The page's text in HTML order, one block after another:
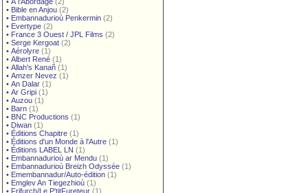
• Bible en Anjou (2)
• Embannadurioù Penkermin (2)
• Evertype (2)
• France 3 Ouest / JPL Films (2)
• Serge Kergoat (2)
• Aérolyre (1)
• Albert René (1)
• Allah's Kanañ (1)
• Amzer Nevez (1)
• An Dalar (1)
• Ar Gripi (1)
• Auzou (1)
• Barn (1)
• BNC Productions (1)
• Diwan (1)
• Éditions Chapitre (1)
• Éditions d'un Monde à l'Autre (1)
• Éditions LABEL LN (1)
• Embannadurioù ar Mendu (1)
• Embannadurioù Breizh Odyssée (1)
• Emembannadur/Auto-édition (1)
• Emglev An Tiegezhioù (1)
• Frifurch/Le P'titFureteur (1)